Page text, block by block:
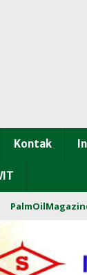
Kontak